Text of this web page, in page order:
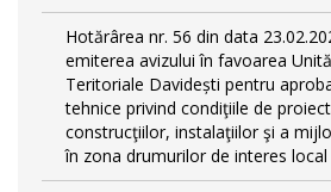
Hotărârea nr. 56 din data
emiterea avizului în favoarea
Teritoriale Davidești pentru
tehnice privind condiţiile de
construcţiilor, instalaţiilor şi a
în zona drumurilor de interes local